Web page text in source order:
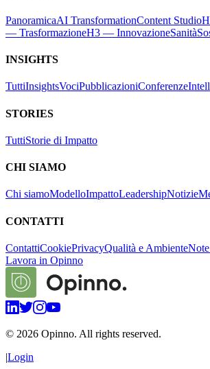
PanoramicaAI TransformationContent Studio
— TrasformazioneH3 — InnovazioneSanità
INSIGHTS
TuttiInsightsVociPubblicazioniConferenze
STORIES
TuttiStorie di Impatto
CHI SIAMO
Chi siamoModelloImpattoLeadershipNotizie
CONTATTI
ContattiCookiePrivacyQualità e Ambiente
Lavora in Opinno
© 2026 Opinno. All rights reserved.
|Login